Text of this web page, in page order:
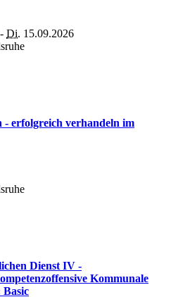
Di. 15.09.2026
erfolgreich verhandeln im
Dienst IV -
Kommunale
Basic